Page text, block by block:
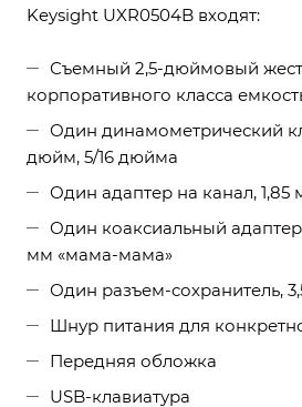
Keysight UXR0504B входят:
Съемный 2,5-дюймовый
корпоративного класса
Один динамометрический
дюйм, 5/16 дюйма
Один адаптер на канал,
Один коаксиальный
мм «мама-мама»
Один разъем-сохранитель,
Шнур питания для
Передняя обложка
USB-клавиатура